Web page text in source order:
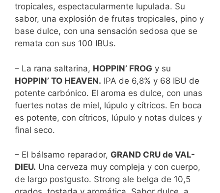
tropicales, espectacularmente lupulada. Su
sabor, una explosión de frutas tropicales, pino y
base dulce, con una sensación sedosa que se
remata con sus 100 IBUs.
– La rana saltarina, HOPPIN’ FROG y su
HOPPIN’ TO HEAVEN. IPA de 6,8% y 68 IBU de
potente carbónico. El aroma es dulce, con unas
fuertes notas de miel, lúpulo y cítricos. En boca
es potente, con cítricos, lúpulo y notas dulces y
final seco.
– El bálsamo reparador, GRAND CRU de VAL-
DIEU. Una cerveza muy compleja y con cuerpo,
de largo postgusto. Strong ale belga de 10,5